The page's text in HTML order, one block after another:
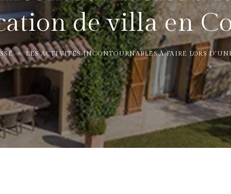
de villa en
> LES ACTIVITÉS INCONTOURNABLES À FAIRE LORS